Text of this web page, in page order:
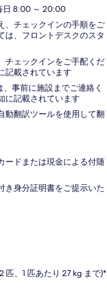
日 8:00 ～ 20:00
、チェックインの手順をご
は、フロントデスクのスタ
チェックインをご手配くだ
記載されています
事前に施設までご連絡く
に記載されています
動翻訳ツールを使用して翻
ードまたは現金による付随
き身分証明書をご提示いた
匹、1 匹あたり 27 kg まで)*